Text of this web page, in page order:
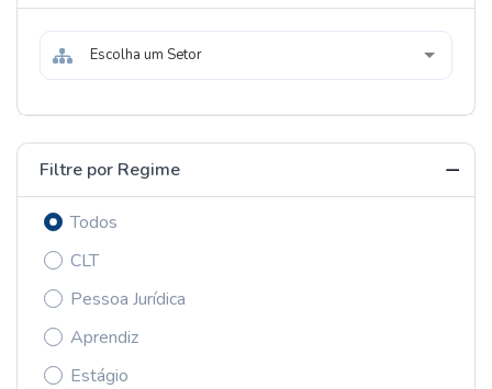
Escolha um Setor
Filtre por Regime
Todos
CLT
Pessoa Jurídica
Aprendiz
Estágio